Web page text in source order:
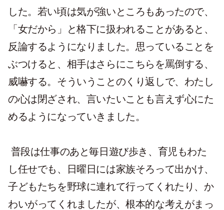
した。若い頃は気が強いところもあったので、
「女だから」と格下に扱われることがあると、
反論するようになりました。思っていることを
ぶつけると、相手はさらにこちらを罵倒する、
威嚇する。そういうことのくり返しで、わたし
の心は閉ざされ、言いたいことも言えず心にた
めるようになっていきました。
普段は仕事のあと毎日遊び歩き、育児もわた
し任せでも、日曜日には家族そろって出かけ、
子どもたちを野球に連れて行ってくれたり、か
わいがってくれましたが、根本的な考えがまっ